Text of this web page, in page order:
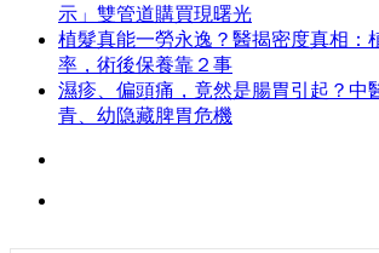
示」雙管道購買現曙光
植髮真能一勞永逸？醫揭密度真相：
率，術後保養靠２事
濕疹、偏頭痛，竟然是腸胃引起？中
青、幼隐藏脾胃危機